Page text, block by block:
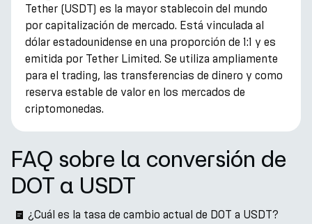
Tether (USDT) es la mayor stablecoin del mundo
por capitalización de mercado. Está vinculada al
dólar estadounidense en una proporción de 1:1 y es
emitida por Tether Limited. Se utiliza ampliamente
para el trading, las transferencias de dinero y como
reserva estable de valor en los mercados de
criptomonedas.
FAQ sobre la conversión de
DOT a USDT
¿Cuál es la tasa de cambio actual de DOT a USDT?